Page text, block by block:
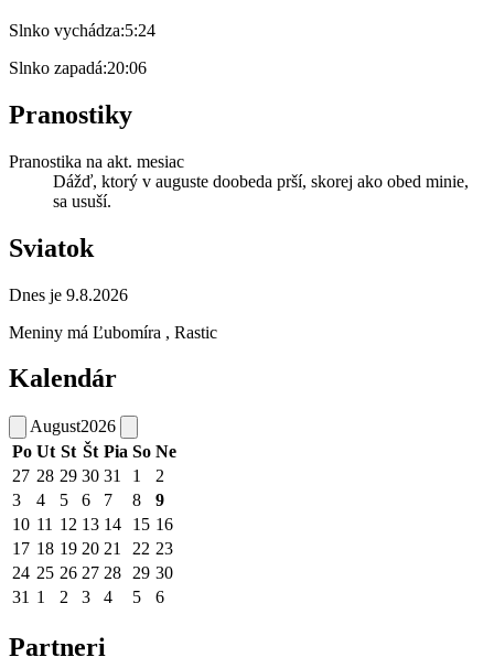
Slnko vychádza:5:24
Slnko zapadá:20:06
Pranostiky
Pranostika na akt. mesiac
Dážď, ktorý v auguste doobeda prší, skorej ako obed minie,
sa usuší.
Sviatok
Dnes je 9.8.2026
Meniny má Ľubomíra , Rastic
Kalendár
August2026
Po Ut St Št Pia So Ne
27 28 29 30 31 1
2
3
4 5 6 7 8
9
10 11 12 13 14 15 16
17 18 19 20 21 22 23
24 25 26 27 28 29 30
31 1 2 3 4 5 6
Partneri